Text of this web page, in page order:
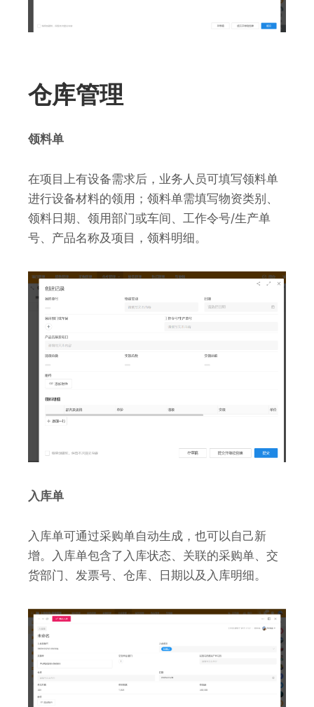
仓库管理
领料单
在项目上有设备需求后，业务人员可填写领料单
进行设备材料的领用；领料单需填写物资类别、
领料日期、领用部门或车间、工作令号/生产单
号、产品名称及项目，领料明细。
入库单
入库单可通过采购单自动生成，也可以自己新
增。入库单包含了入库状态、关联的采购单、交
货部门、发票号、仓库、日期以及入库明细。